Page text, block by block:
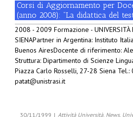
Corsi di Aggiornamento per
(anno 2008): “La didattica del
2008 - 2009 Formazione - UNIVERSITÀ
SIENAPartner in Argentina: Instituto
Buenos AiresDocente di riferimento:
Struttura: Dipartimento di Scienze
Piazza Carlo Rosselli, 27-28 Siena Tel.:
patat@unistrasi.it
30/11/1999 | Attività Università, News,